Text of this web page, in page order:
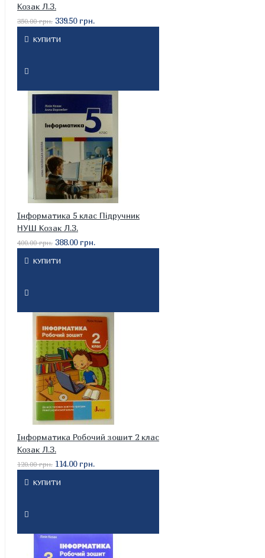
Козак Л.З.
350.00 грн. 339.50 грн.
КУПИТИ
Інформатика 5 клас Підручник
НУШ Козак Л.З.
400.00 грн. 388.00 грн.
КУПИТИ
Інформатика Робочий зошит 2 клас
Козак Л.З.
120.00 грн. 114.00 грн.
КУПИТИ